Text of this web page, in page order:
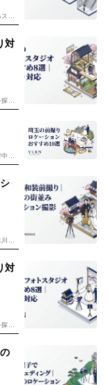
タ
オ6
心
対
し
を比
、
の
埼玉
らに
神
緒あ
対
し
と